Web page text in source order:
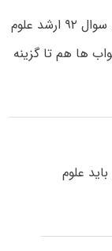
سلام ممنون از سایت خوبتون. متشکر. ببخشید سوال ۹۲ ارشد علوم
تربیتی ۱ هست و جواب ها هم تا گزینه
علوم